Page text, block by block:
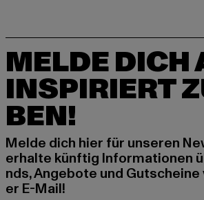
MELDE DICH
INSPIRIERT
BEN!
Melde dich hier für unseren
erhalte künftig Informationen
nds, Angebote und
er E-Mail!